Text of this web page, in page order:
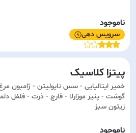
ناموجود
سرویس دهی
پیتزا کلاسیک
خمیر ایتالیایی - سس ناپولیتن - ژامبون
گوشت - پنیر موزارلا - قارچ - ذرت - فلفل
زیتون سبز
ناموجود